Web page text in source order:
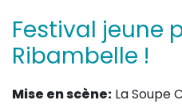
Sur le vif
(Agenda, spectacles,
Sur le fond
(Fonctionnement,
Festival jeune
Ribambelle !
Mise en scène: La Soupe